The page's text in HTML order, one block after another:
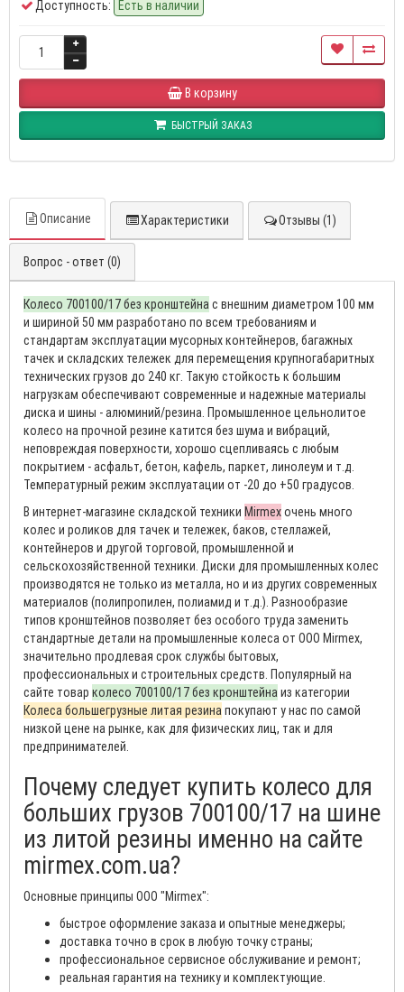
Доступность: Есть в наличии
В корзину
БЫСТРЫЙ ЗАКАЗ
Описание Характеристики Отзывы (1)
Вопрос - ответ (0)
Колесо 700100/17 без кронштейна с внешним диаметром 100 мм
и шириной 50 мм разработано по всем требованиям и
стандартам эксплуатации мусорных контейнеров, багажных
тачек и складских тележек для перемещения крупногабаритных
технических грузов до 240 кг. Такую стойкость к большим
нагрузкам обеспечивают современные и надежные материалы
диска и шины - алюминий/резина. Промышленное цельнолитое
колесо на прочной резине катится без шума и вибраций,
неповреждая поверхности, хорошо сцепливаясь с любым
покрытием - асфальт, бетон, кафель, паркет, линолеум и т.д.
Температурный режим эксплуатации от -20 до +50 градусов.
В интернет-магазине складской техники Mirmexочень много
колес и роликов для тачек и тележек, баков, стеллажей,
контейнеров и другой торговой, промышленной и
сельскохозяйственной техники. Диски для промышленных колес
производятся не только из металла, но и из других современных
материалов (полипропилен, полиамид и т.д.). Разнообразие
типов кронштейнов позволяет без особого труда заменить
стандартные детали на промышленные колеса от ООО Mirmex,
значительно продлевая срок службы бытовых,
профессиональных и строительных средств. Популярный на
сайте товар колесо 700100/17 без кронштейна из категории
Колеса большегрузные литая резина покупают у нас по самой
низкой цене на рынке, как для физических лиц, так и для
предпринимателей.
Почему следует купить колесо для
больших грузов 700100/17 на шине
из литой резины именно на сайте
mirmex.com.ua?
Основные принципы ООО "Mirmex":
быстрое оформление заказа и опытные менеджеры;
доставка точно в срок в любую точку страны;
профессиональное сервисное обслуживание и ремонт;
реальная гарантия на технику и комплектующие.